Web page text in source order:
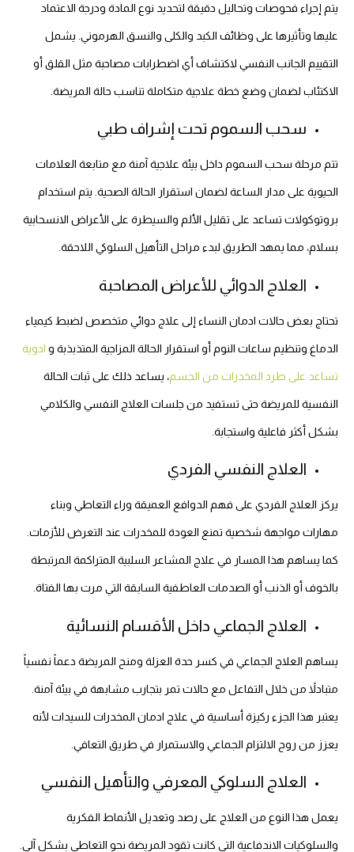
يتم إجراء فحوصات وتحاليل دقيقة لتحديد نوع المادة ودرجة الاعتماد
عليها وتأثيرها على وظائف الكبد والكلى والنسق الهرموني. يشمل
التقييم الجانب النفسي لاكتشاف أي اضطرابات مصاحبة مثل القلق أو
الاكتئاب لضمان وضع خطة علاجية متكاملة تناسب حالة المريضة.
سحب السموم تحت إشراف طبي
تتم مرحلة سحب السموم داخل بيئة علاجية آمنة مع متابعة العلامات
الحيوية على مدار الساعة لضمان استقرار الحالة الصحية. يتم استخدام
بروتوكولات تساعد على تقليل الألم والسيطرة على الأعراض الانسحابية
بسلام، مما يمهد الطريق لبدء مراحل التأهيل السلوكي اللاحقة.
العلاج الدوائي للأعراض المصاحبة
تحتاج بعض حالات ادمان النساء إلى علاج دوائي متخصص لضبط كيمياء
الدماغ وتنظيم ساعات النوم أو استقرار الحالة المزاجية المتذبذبة و ادوية
تساعد على طرد المخدرات من الجسم، يساعد ذلك على ثبات الحالة
النفسية للمريضة حتى تستفيد من جلسات العلاج النفسي والكلامي
بشكل أكثر فاعلية واستجابة.
العلاج النفسي الفردي
يركز العلاج الفردي على فهم الدوافع العميقة وراء التعاطي وبناء
مهارات مواجهة شخصية تمنع العودة للمخدرات عند التعرض للأزمات.
كما يساهم هذا المسار في علاج المشاعر السلبية المتراكمة المرتبطة
بالخوف أو الذنب أو الصدمات العاطفية السابقة التي مرت بها الفتاة.
العلاج الجماعي داخل الأقسام النسائية
يساهم العلاج الجماعي في كسر حدة العزلة ومنح المريضة دعماً نفسياً
متبادلاً من خلال التفاعل مع حالات تمر بتجارب مشابهة في بيئة آمنة.
يعتبر هذا الجزء ركيزة أساسية في علاج ادمان المخدرات للسيدات لأنه
يعزز من روح الالتزام الجماعي والاستمرار في طريق التعافي.
العلاج السلوكي المعرفي والتأهيل النفسي
يعمل هذا النوع من العلاج على رصد وتعديل الأنماط الفكرية
والسلوكيات الاندفاعية التي كانت تقود المريضة نحو التعاطي بشكل آلي.